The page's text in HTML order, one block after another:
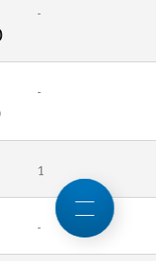
-
-
1
-